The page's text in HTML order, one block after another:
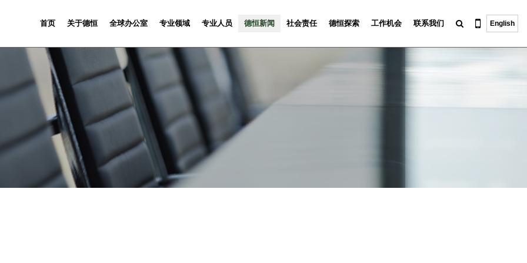
首页 关于德恒 全球办公室 专业领域 专业人员 德恒新闻 社会责任 德恒探索 工作机会 联系我们 English